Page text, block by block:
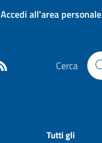
Accedi all'area personale
Cerca
Tutti gli